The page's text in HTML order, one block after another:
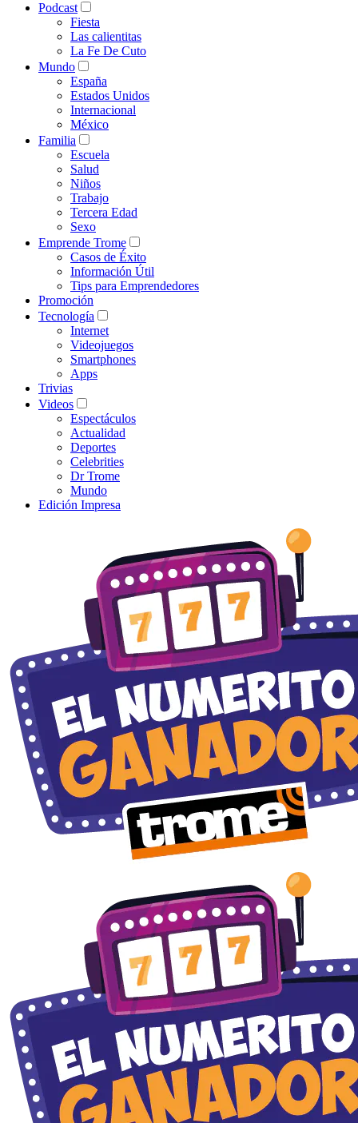
Podcast
Fiesta
Las calientitas
La Fe De Cuto
Mundo
España
Estados Unidos
Internacional
México
Familia
Escuela
Salud
Niños
Trabajo
Tercera Edad
Sexo
Emprende Trome
Casos de Éxito
Información Útil
Tips para Emprendedores
Promoción
Tecnología
Internet
Videojuegos
Smartphones
Apps
Trivias
Videos
Espectáculos
Actualidad
Deportes
Celebrities
Dr Trome
Mundo
Edición Impresa